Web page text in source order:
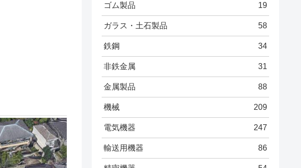
ゴム製品 19
ガラス・土石製品 58
鉄鋼 34
非鉄金属 31
金属製品 88
機械 209
電気機器 247
輸送用機器 86